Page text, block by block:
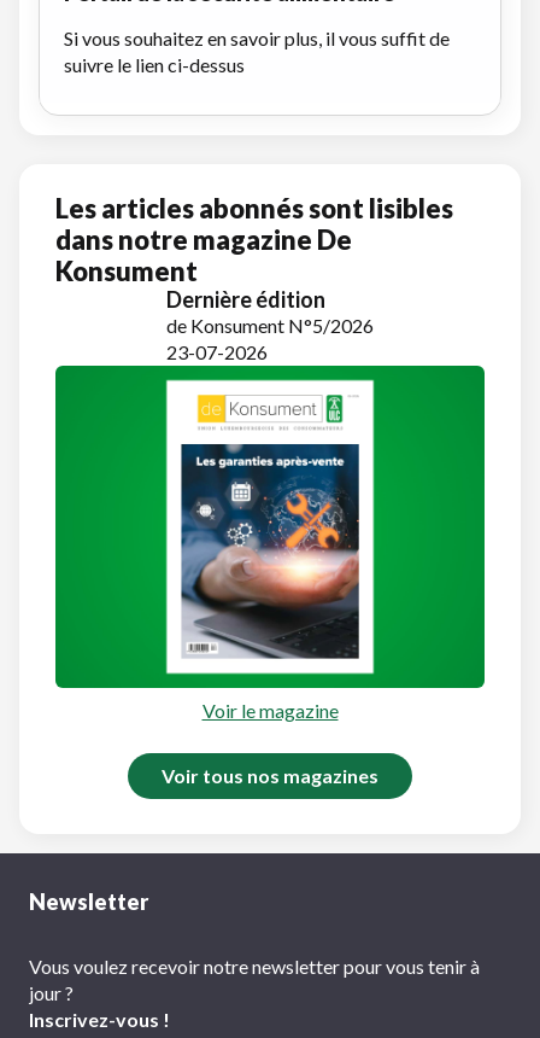
Si vous souhaitez en savoir plus, il vous suffit de
suivre le lien ci-dessus
Les articles abonnés sont lisibles
dans notre magazine De
Konsument
Dernière édition
de Konsument N°5/2026
23-07-2026
Voir le magazine
Voir tous nos magazines
Newsletter
Vous voulez recevoir notre newsletter pour vous tenir à
jour ?
Inscrivez-vous !